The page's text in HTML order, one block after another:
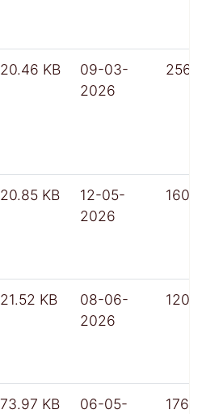
20.46 KB
09-03-
2026
256
20.85 KB
12-05-
2026
160
21.52 KB
08-06-
2026
120
73.97 KB
06-05-
176